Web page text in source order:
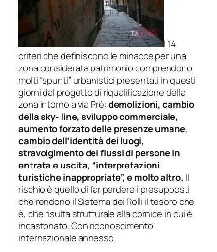
I 14
criteri che definiscono le minacce per una
zona considerata patrimonio comprendono
molti “spunti” urbanistici presentati in questi
giorni dal progetto di riqualificazione della
zona intorno a via Prè:demolizioni, cambio
della sky- line, sviluppo commerciale,
aumento forzato delle presenze umane,
cambio dell’identità dei luogi,
stravolgimento dei flussi di persone in
entrata e uscita, “interpretazioni
turistiche inappropriate”, e molto altro. Il
rischio è quello di far perdere i presupposti
che rendono il Sistema dei Rolli il tesoro che
è, che risulta strutturale alla cornice in cui è
incastonato. Con riconoscimento
internazionale annesso.